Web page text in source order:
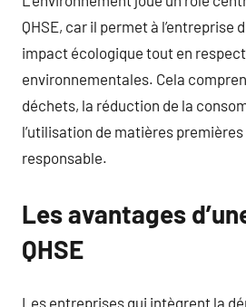
QHSE, car il permet à l’entreprise
impact écologique tout en
environnementales. Cela
déchets, la réduction de la
l’utilisation de matières
responsable.
Les avantages
QHSE
Les entreprises qui intègrent la